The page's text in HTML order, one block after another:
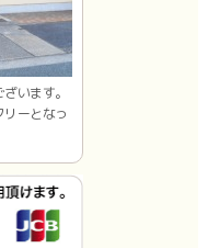
います。
ーとなっ